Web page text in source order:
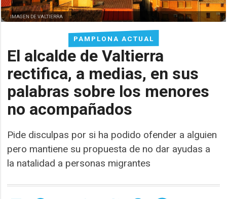
PAMPLONA ACTUAL
El alcalde de Valtierra
rectifica, a medias, en sus
palabras sobre los menores
no acompañados
Pide disculpas por si ha podido ofender a alguien
pero mantiene su propuesta de no dar ayudas a
la natalidad a personas migrantes
IMAGEN DE VALTIERRA